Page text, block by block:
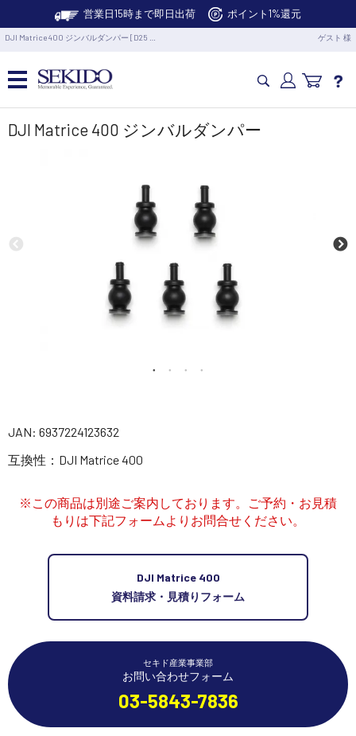
営業日15時まで即日出荷 ポイント1%還元
DJI Matrice 400 ジンバルダンパー [D25 … ゲスト 様
カメラドローン・生活家電
業務用ドローン・業務関連製品
水中ドローン(ROV)・水中スクーター
RC・ロボット部品
講習会･国家資格･WEBセミナー
サポート・Q&A / 法人・学生のお客様
取扱店舗一覧
SEKIDO
コーポレートサイト
SEKIDO 会社概要
DJI Matrice 400 ジンバルダンパー
JAN: 6937224123632
互換性：DJI Matrice 400
※この商品は別途ご案内しております。ご予約・お見積
もりは下記フォームよりお問合せください。
DJI Matrice 400
資料請求・見積りフォーム
セキド産業事業部
お問い合わせフォーム
03-5843-7836